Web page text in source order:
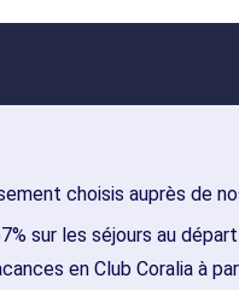
choisis auprès de
sur les séjours au
en Club Coralia à